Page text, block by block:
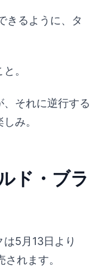
きるように、タ
。
それに逆行する
み。
ド・ブラ
5月13日より
されます。